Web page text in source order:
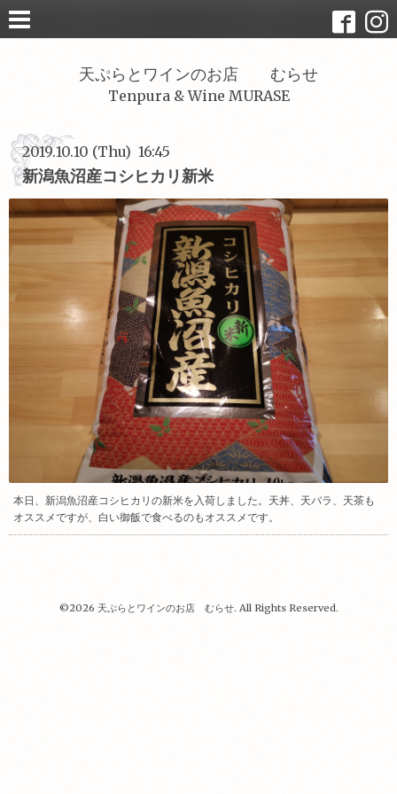
天ぷらとワインのお店 むらせ
Tenpura & Wine MURASE
2019.10.10 (Thu) 16:45
新潟魚沼産コシヒカリ新米
本日、新潟魚沼産コシヒカリの新米を入荷しました。天丼、天バラ、天茶も
オススメですが、白い御飯で食べるのもオススメです。
©2026 天ぷらとワインのお店 むらせ. All Rights Reserved.